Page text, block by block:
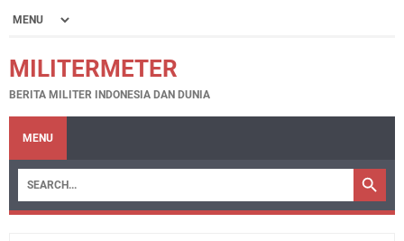
MILITERMETER
BERITA MILITER INDONESIA DAN DUNIA
MENU